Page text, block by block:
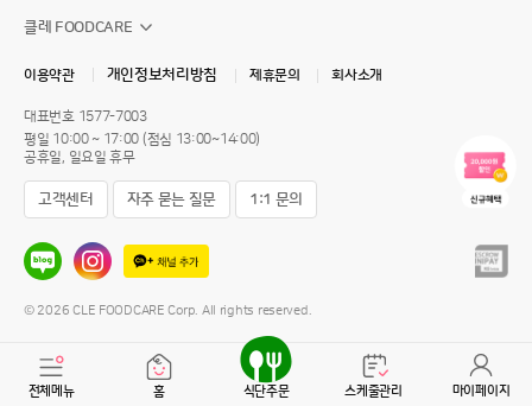
전체메뉴 홈 식단주문 스케줄관리 마이페이지
클레 FOODCARE
이용약관 개인정보처리방침 제휴문의 회사소개
대표번호 1577-7003
평일 10:00 ~ 17:00 (점심 13:00~14:00)
공휴일, 일요일 휴무
고객센터 자주 묻는 질문 1:1 문의
© 2026 CLE FOODCARE Corp. All rights reserved.